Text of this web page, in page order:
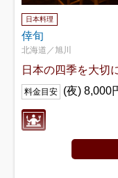
日本料理
倖旬
北海道／旭川
日本の四季を大切
料金目安 (夜) 8,000